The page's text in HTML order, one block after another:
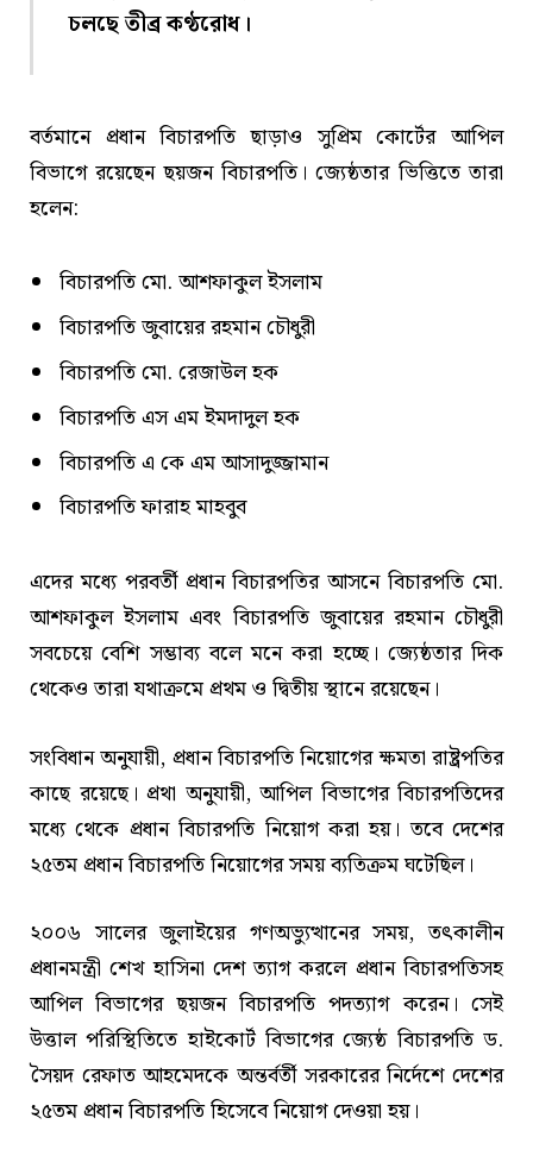
চলছে তীব্র কণ্ঠরোধ।
বর্তমানে প্রধান বিচারপতি ছাড়াও সুপ্রিম কোর্টের আপিল
বিভাগে রয়েছেন ছয়জন বিচারপতি। জ্যেষ্ঠতার ভিত্তিতে তারা
হলেন:
বিচারপতি মো. আশফাকুল ইসলাম
বিচারপতি জুবায়ের রহমান চৌধুরী
বিচারপতি মো. রেজাউল হক
বিচারপতি এস এম ইমদাদুল হক
বিচারপতি এ কে এম আসাদুজ্জামান
বিচারপতি ফারাহ মাহবুব
এদের মধ্যে পরবর্তী প্রধান বিচারপতির আসনে বিচারপতি মো.
আশফাকুল ইসলাম এবং বিচারপতি জুবায়ের রহমান চৌধুরী
সবচেয়ে বেশি সম্ভাব্য বলে মনে করা হচ্ছে। জ্যেষ্ঠতার দিক
থেকেও তারা যথাক্রমে প্রথম ও দ্বিতীয় স্থানে রয়েছেন।
সংবিধান অনুযায়ী, প্রধান বিচারপতি নিয়োগের ক্ষমতা রাষ্ট্রপতির
কাছে রয়েছে। প্রথা অনুযায়ী, আপিল বিভাগের বিচারপতিদের
মধ্যে থেকে প্রধান বিচারপতি নিয়োগ করা হয়। তবে দেশের
২৫তম প্রধান বিচারপতি নিয়োগের সময় ব্যতিক্রম ঘটেছিল।
২০০৬ সালের জুলাইয়ের গণঅভ্যুত্থানের সময়, তৎকালীন
প্রধানমন্ত্রী শেখ হাসিনা দেশ ত্যাগ করলে প্রধান বিচারপতিসহ
আপিল বিভাগের ছয়জন বিচারপতি পদত্যাগ করেন। সেই
উত্তাল পরিস্থিতিতে হাইকোর্ট বিভাগের জ্যেষ্ঠ বিচারপতি ড.
সৈয়দ রেফাত আহমেদকে অন্তর্বর্তী সরকারের নির্দেশে দেশের
২৫তম প্রধান বিচারপতি হিসেবে নিয়োগ দেওয়া হয়।